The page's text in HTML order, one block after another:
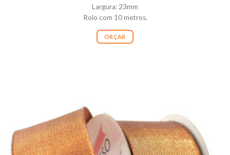
Largura: 23mm
Rolo com 10 metros.
ORÇAR